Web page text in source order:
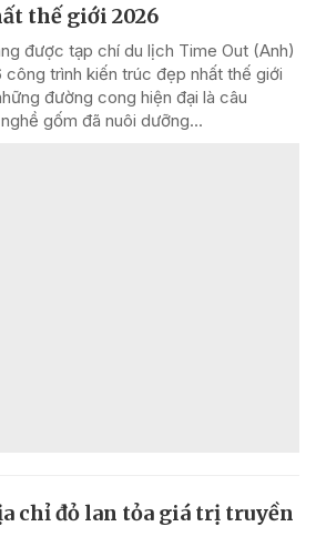
thế giới 2026
được tạp chí du lịch Time Out (Anh)
trình kiến trúc đẹp nhất thế giới
đường cong hiện đại là câu
gốm đã nuôi dưỡng...
chỉ đỏ lan tỏa giá trị truyền